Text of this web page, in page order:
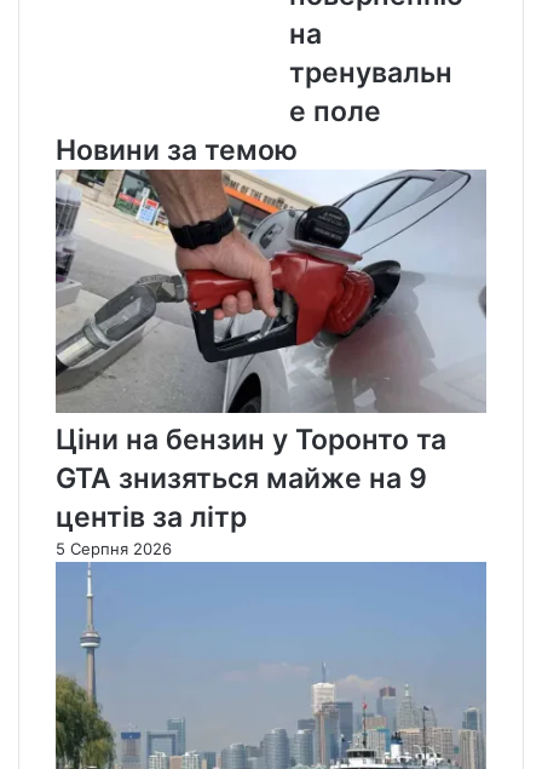
на
тренувальн
е поле
Новини за темою
Ціни на бензин у Торонто та
GTA знизяться майже на 9
центів за літр
5 Серпня 2026